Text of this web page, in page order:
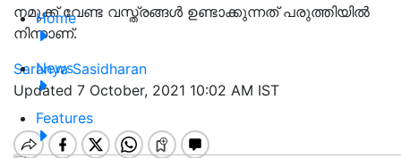
Home
News
Features
നമുക്ക് വേണ്ട വസ്ത്രങ്ങൾ ഉണ്ടാക്കുന്നത് പരുത്തിയിൽ
നിന്നാണ്.
Saranya Sasidharan
Updated 7 October, 2021 10:02 AM IST